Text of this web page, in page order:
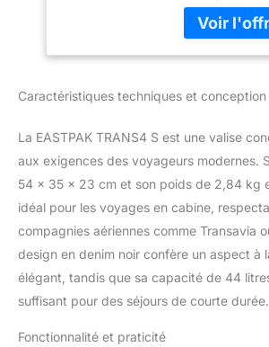
avant
pour les
les rues
compagnies
les plus
de
pratiques
l’espace
sac
poignée
Bagage
compatible
Caractéristiques techniques et conception
La EASTPAK TRANS4 S est une valise
aux exigences des voyageurs modernes.
54 x 35 x 23 cm et son poids de 2,84 kg
idéal pour les voyages en cabine,
compagnies aériennes comme Transavia
design en denim noir confère un aspect à
élégant, tandis que sa capacité de 44
suffisant pour des séjours de courte durée.
Fonctionnalité et praticité